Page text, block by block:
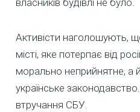
власників будівлі не було.
Активісти наголошують,
місті, яке потерпає від
морально неприйнятне, а
українське
втручання СБУ.